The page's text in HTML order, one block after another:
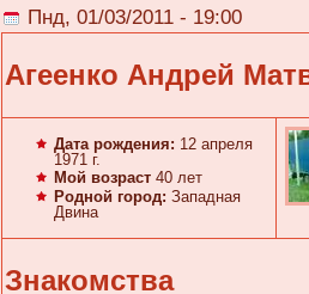
Пнд, 01/03/2011 - 19:00
Агеенко Андрей
Дата рождения: 12 апреля
1971 г.
Мой возраст 40 лет
Родной город: Западная
Двина
Знакомства